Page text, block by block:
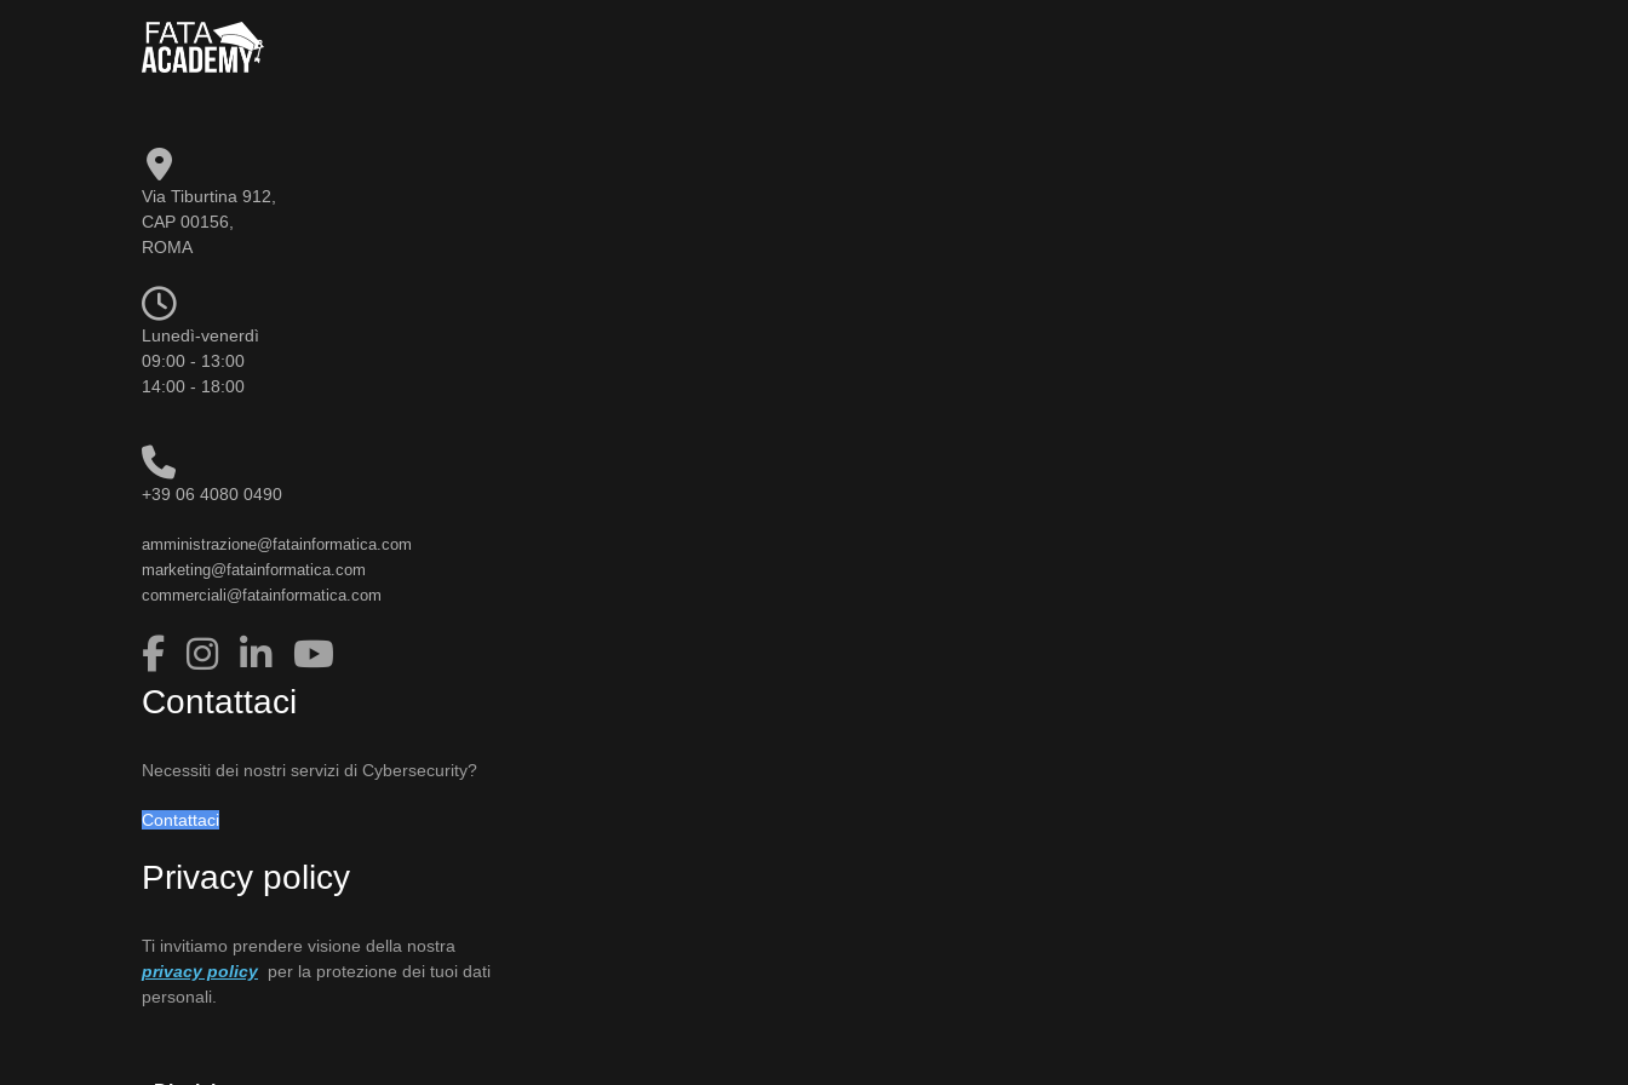
Via Tiburtina 912,
CAP 00156,
ROMA
Lunedì-venerdì
09:00 - 13:00
14:00 - 18:00
+39 06 4080 0490
amministrazione@fatainformatica.com
marketing@fatainformatica.com
commerciali@fatainformatica.com
Contattaci
Necessiti dei nostri servizi di Cybersecurity?
Contattaci
Privacy policy
Ti invitiamo prendere visione della nostra
privacy policy per la protezione dei tuoi dati
personali.